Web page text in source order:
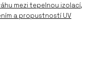
mezi tepelnou izolací,
a propustností UV